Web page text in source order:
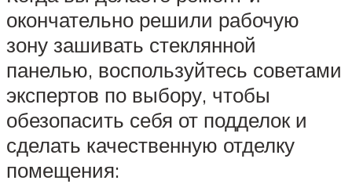
окончательно решили рабочую
зону зашивать стеклянной
панелью, воспользуйтесь советами
экспертов по выбору, чтобы
обезопасить себя от подделок и
сделать качественную отделку
помещения: